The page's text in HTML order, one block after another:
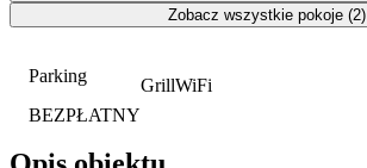
Parking
BEZPŁATNY
GrillWiFi
Zobacz wszystkie pokoje (2)